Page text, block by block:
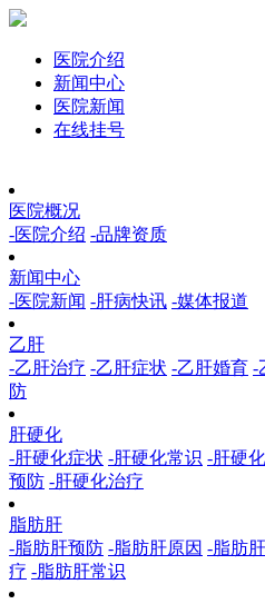
医院介绍
新闻中心
医院新闻
在线挂号
医院概况
-医院介绍 -品牌资质
新闻中心
-医院新闻 -肝病快讯 -媒体报道
乙肝
-乙肝治疗 -乙肝症状 -乙肝婚育 -
防
肝硬化
-肝硬化症状 -肝硬化常识 -肝硬
预防 -肝硬化治疗
脂肪肝
-脂肪肝预防 -脂肪肝原因 -脂肪
疗 -脂肪肝常识